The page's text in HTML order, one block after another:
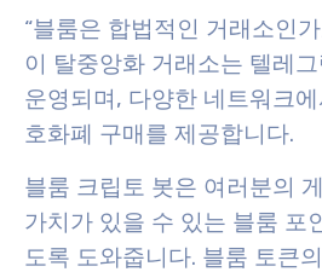
“블룸은 합법적인 거래소인
이 탈중앙화 거래소는 텔레
운영되며, 다양한 네트워크
호화폐 구매를 제공합니다.
블룸 크립토 봇은 여러분의
가치가 있을 수 있는 블룸 포
도록 도와줍니다. 블룸 토큰